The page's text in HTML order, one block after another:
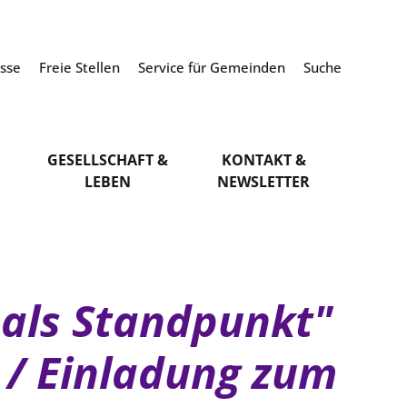
Freie Stellen Service für Gemeinden Suche
GESELLSCHAFT &
LEBEN
KONTAKT &
NEWSLETTER
Standpunkt"
Einladung zum